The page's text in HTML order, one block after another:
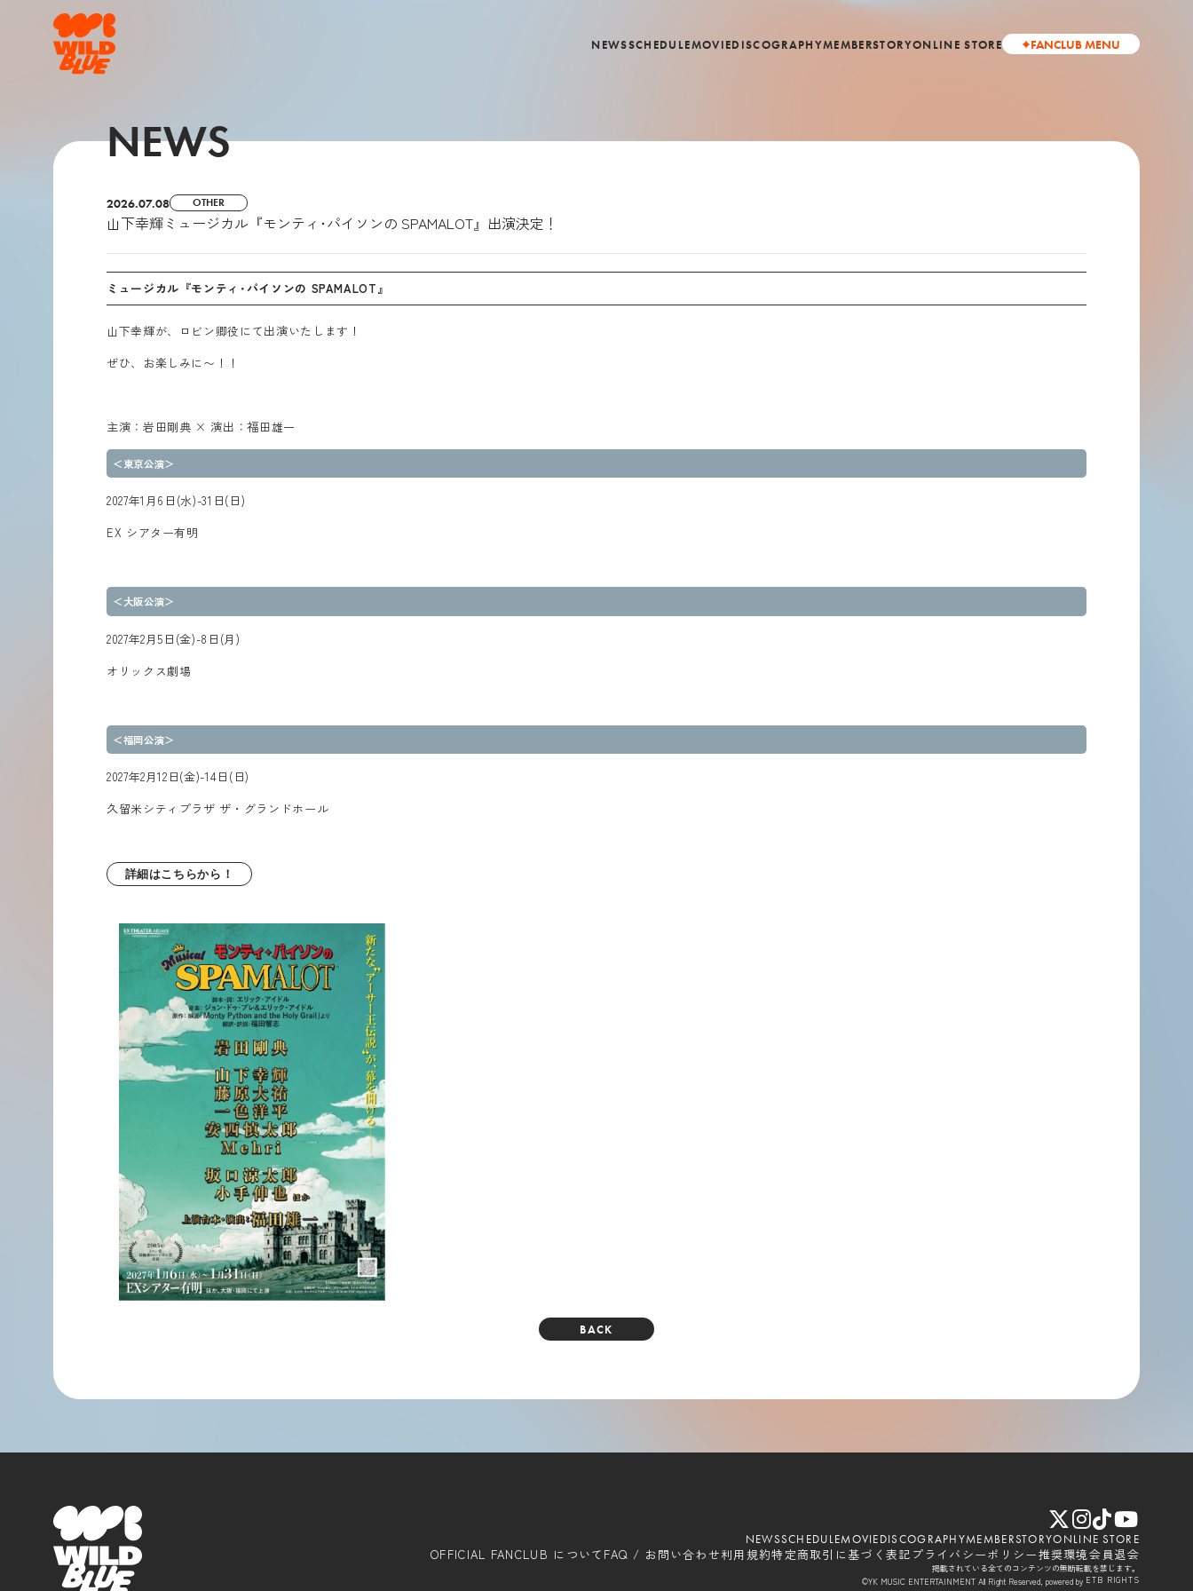
NEWSSCHEDULEMOVIEDISCOGRAPHYMEMBERSTORYONLINE STORE FANCLUB MENU
NEWS
2026.07.08 OTHER
山下幸輝ミュージカル『モンティ･パイソンの SPAMALOT』出演決定！
ミュージカル『モンティ･パイソンの SPAMALOT』
山下幸輝が、 ロビン卿役にて出演いたします！
ぜひ、お楽しみに〜！！
主演：岩田剛典 × 演出：福田雄一
＜東京公演＞
2027年1 月 6 日 (水)-31 日( 日)
EX シアター有明
＜大阪公演＞
2027年2月5 日 (金)-8 日 (月 )
オリックス劇場
＜福岡公演＞
2027年2月12 日(金)-14日 ( 日)
久留米シティプラザ ザ・グランドホール
詳細はこちらから！
BACK
NEWSSCHEDULEMOVIEDISCOGRAPHYMEMBERSTORYONLINE STORE
OFFICIAL FANCLUB について FAQ / お問い合わせ利用規約特定商取引に基づく表記 プライバシーポリシー推奨環境会員退会
掲載されている全てのコンテンツの無断転載を禁じます。
©YK MUSIC ENTERTAINMENT All Right Reserved, powered by ETB RIGHTS